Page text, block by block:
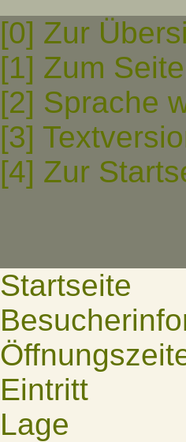
[0] Zur
[1] Zum
[2] Sprache
[3]
[4] Zur
Startseite
Eintritt
Lage